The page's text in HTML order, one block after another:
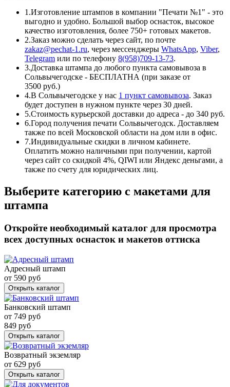
1.Изготовление штампов в компании "Печати №1" - это
выгодно и удобно. Большой выбор оснасток, высокое
качество изготовления, более 750+ готовых макетов.
2.Заказ можно сделать через сайт, по почте
zakaz@pechat-1.ru, через мессенджеры WhatsApp, Viber,
Telegram или по телефону 8(958)709-13-73.
3.Доставка штампа до любого пункта самовывоза в
Сольвычегодске - БЕСПЛАТНА (при заказе от
3500 руб.)
4.В Сольвычегодске у нас 1 пункт самовывоза. Заказ
будет доступен в нужном пункте через 30 дней.
5.Стоимость курьерской доставки до адреса - до 340 руб.
6.Город получения печати Сольвычегодск. Доставляем
также по всей Московской области на дом или в офис.
7.Индивидуальные скидки в личном кабинете.
Оплатить можно наличными при получении, картой
через сайт со скидкой 4%, QIWI или Яндекс деньгами, а
также по счету для юридических лиц.
Выберите категорию с макетами для
штампа
Откройте необходимый каталог для просмотра
всех доступных оснасток и макетов оттиска
Адресный штамп
от 590 руб
Открыть каталог
Банковский штамп
от 749 руб
849 руб
Открыть каталог
Возвратный экземляр
от 629 руб
Открыть каталог